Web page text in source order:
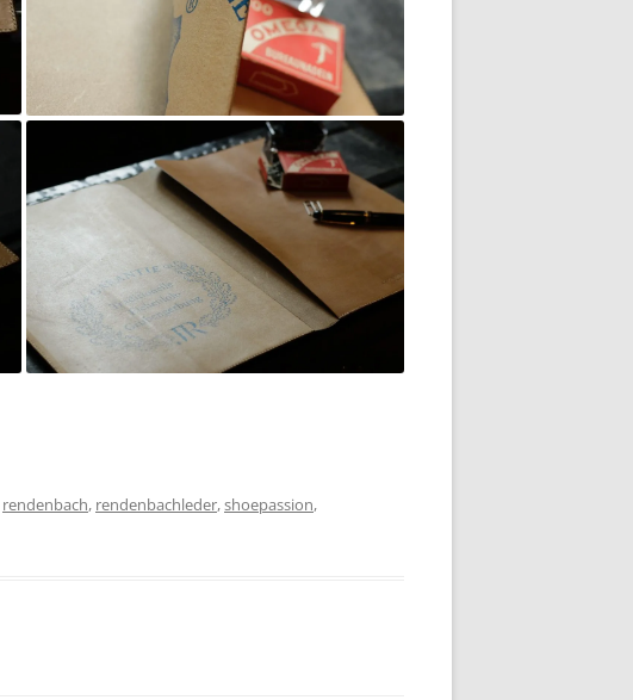
rendenbach, rendenbachleder,shoepassion,